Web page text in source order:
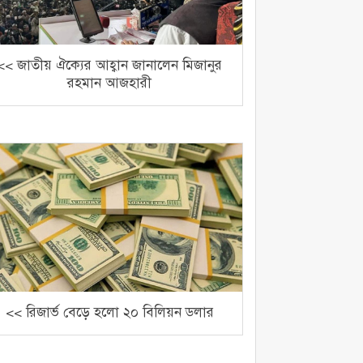
জাতীয় ঐক্যের আহ্বান জানালেন মিজানুর
রহমান আজহারী
<< রিজার্ভ বেড়ে হলো ২০ বিলিয়ন ডলার